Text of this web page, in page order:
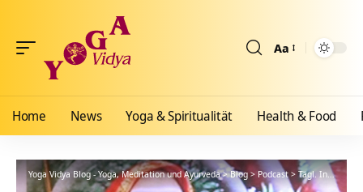
Aa
Home News Yoga & Spiritualität Health & Food
Yoga Vidya Blog - Yoga, Meditation und Ayurveda>Blog> Podcast> Tägl. Inspiration